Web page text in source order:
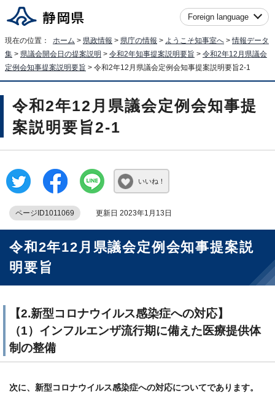
Foreign language
現在の位置： ホーム > 県政情報 > 県庁の情報 > ようこそ知事室へ >情報データ
集 > 県議会開会日の提案説明 > 令和2年知事提案説明要旨 > 令和2年12月県議会
定例会知事提案説明要旨 > 令和2年12月県議会定例会知事提案説明要旨2-1
令和2年12月県議会定例会知事提
案説明要旨2-1
いいね！
ページID1011069 更新日 2023年1月13日
令和2年12月県議会定例会知事提案説
明要旨
【2.新型コロナウイルス感染症への対応】
（1）インフルエンザ流行期に備えた医療提供体
制の整備
次に、新型コロナウイルス感染症への対応についてであります。